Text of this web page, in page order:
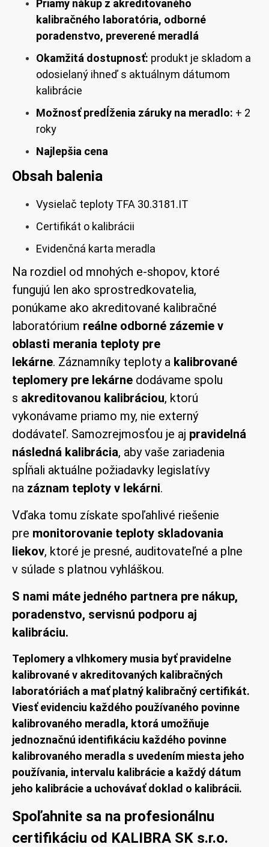
Priamy nákup z akreditovaného
kalibračného laboratória, odborné
poradenstvo, preverené meradlá
Okamžitá dostupnosť: produkt je skladom a
odosielaný ihneď s aktuálnym dátumom
kalibrácie
Možnosť predĺženia záruky na meradlo: + 2
roky
Najlepšia cena
Obsah balenia
Vysielač teploty TFA 30.3181.IT
Certifikát o kalibrácii
Evidenčná karta meradla
Na rozdiel od mnohých e-shopov, ktoré
fungujú len ako sprostredkovatelia,
ponúkame ako akreditované kalibračné
laboratórium reálne odborné zázemie v
oblasti merania teploty pre
lekárne. Záznamníky teploty a kalibrované
teplomery pre lekárne dodávame spolu
s akreditovanou kalibráciou, ktorú
vykonávame priamo my, nie externý
dodávateľ. Samozrejmosťou je aj pravidelná
následná kalibrácia, aby vaše zariadenia
spĺňali aktuálne požiadavky legislatívy
na záznam teploty v lekárni.
Vďaka tomu získate spoľahlivé riešenie
pre monitorovanie teploty skladovania
liekov, ktoré je presné, auditovateľné a plne
v súlade s platnou vyhláškou.
S nami máte jedného partnera pre nákup,
poradenstvo, servisnú podporu aj
kalibráciu.
Teplomery a vlhkomery musia byť pravidelne
kalibrované v akreditovaných kalibračných
laboratóriách a mať platný kalibračný certifikát.
Viesť evidenciu každého používaného povinne
kalibrovaného meradla, ktorá umožňuje
jednoznačnú identifikáciu každého povinne
kalibrovaného meradla s uvedením miesta jeho
používania, intervalu kalibrácie a každý dátum
jeho kalibrácie a uchovávať doklad o kalibrácii.
Spoľahnite sa na profesionálnu
certifikáciu od KALIBRA SK s.r.o.